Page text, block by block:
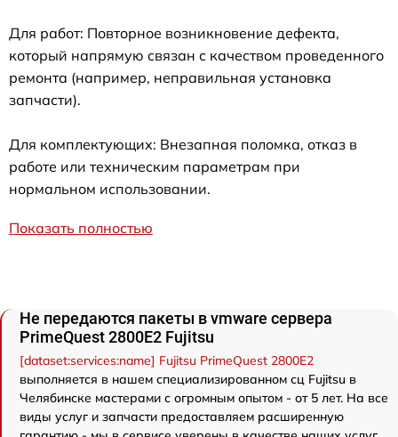
Для работ: Повторное возникновение дефекта,
который напрямую связан с качеством проведенного
ремонта (например, неправильная установка
запчасти).
Для комплектующих: Внезапная поломка, отказ в
работе или техническим параметрам при
нормальном использовании.
Показать полностью
Не передаются пакеты в vmware сервера
PrimeQuest 2800E2 Fujitsu
[dataset:services:name] Fujitsu PrimeQuest 2800E2
выполняется в нашем специализированном сц Fujitsu в
Челябинске мастерами с огромным опытом - от 5 лет. На все
виды услуг и запчасти предоставляем расширенную